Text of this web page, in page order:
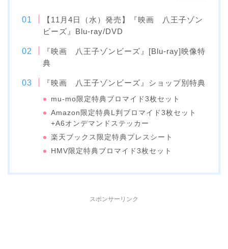
【11月4日（水）発売】『映画 八王子ゾン
ビーズ』Blu-ray/DVD
『映画 八王子ゾンビーズ』[Blu-ray]映像特
典
『映画 八王子ゾンビーズ』ショップ別特典
mu-mo限定特典ブロマイド3枚セット
Amazon限定特典L判ブロマイド3枚セット
+A6オンデマンドステッカー
楽天ブックス限定特典プレスシート
HMV限定特典ブロマイド3枚セット
スポンサーリンク